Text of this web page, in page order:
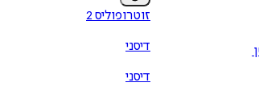
זוטרופוליס 2
דיסני
דיסני